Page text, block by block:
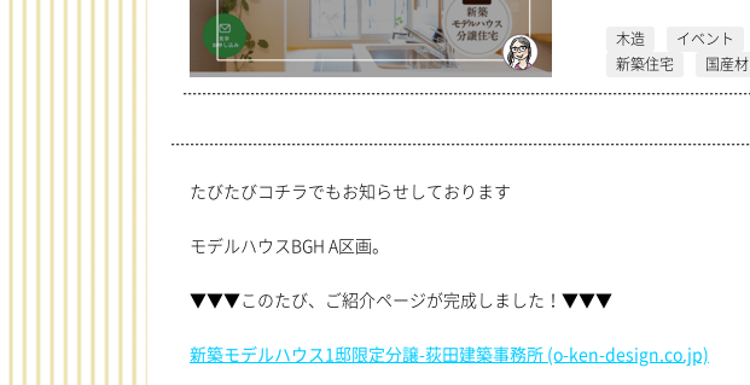
member6
木造 イベント
新築住宅
国産材
たびたびコチラでもお知らせしております
モデルハウスBGH A区画。
▼▼▼このたび、ご紹介ページが完成しました！▼▼▼
新築モデルハウス1邸限定分譲-荻田建築事務所 (o-ken-design.co.jp)